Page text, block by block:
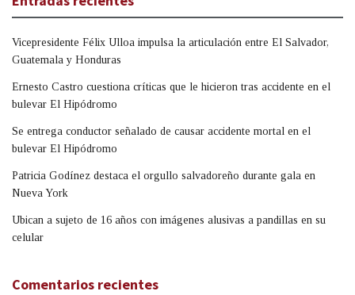
Vicepresidente Félix Ulloa impulsa la articulación entre El Salvador,
Guatemala y Honduras
Ernesto Castro cuestiona críticas que le hicieron tras accidente en el
bulevar El Hipódromo
Se entrega conductor señalado de causar accidente mortal en el
bulevar El Hipódromo
Patricia Godínez destaca el orgullo salvadoreño durante gala en
Nueva York
Ubican a sujeto de 16 años con imágenes alusivas a pandillas en su
celular
Comentarios recientes